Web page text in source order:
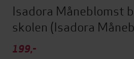
Isadora Måneblomst
skolen (Isadora
199,-